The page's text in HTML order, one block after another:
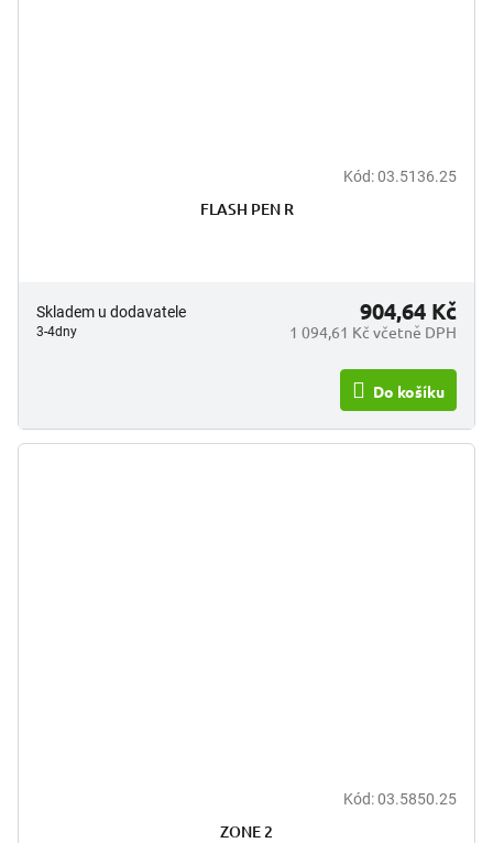
Kód:03.5136.25
FLASH PEN R
Skladem u dodavatele
3-4dny 1 094,61 Kč včetně DPH
904,64 Kč
Do košíku
Kód:03.5850.25
ZONE 2